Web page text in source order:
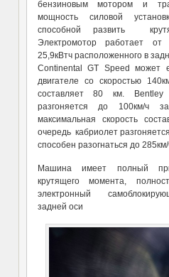
бензиновым мотором и
мощность силовой
способной развить
Электромотор работает от
25,9кВтч расположенного в
Continental GT Speed может
двигателе со скоростью
составляет 80 км.
разгоняется до 100км/ч
максимальная скорость
очередь кабриолет
способен разогнаться до 285км/
Машина имеет полный
крутящего момента,
электронный
задней оси